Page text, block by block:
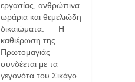
εργασίας, ανθρώπινα
ωράρια και θεμελιώδη
δικαιώματα. Η
καθιέρωση της
Πρωτομαγιάς
συνδέεται με τα
γεγονότα του Σικάγο